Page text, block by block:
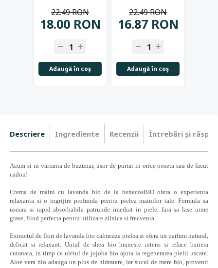
catifelata,...
18.00 RON
22.49 RON
Adaugă în coş
catifelata,...
16.87 RON
22.49 RON
Adaugă în coş
Descriere Ingrediente Recenzii Întrebări şi
Acum si in varianta de buzunar, usor de purtat in orice poseta sau de facut
cadou!
Crema de maini cu lavanda bio de la benecosBIO ofera o experienta
relaxanta si o ingrijire profunda pentru pielea mainilor tale. Formula sa
usoara si rapid absorbabila patrunde imediat in piele, fara sa lase urme
grase, fiind perfecta pentru utilizare zilnica si frecventa.
Extractul de flori de lavanda bio calmeaza pielea si ofera un parfum natural,
delicat si relaxant. Untul de shea bio hraneste intens si reface bariera
cutanata, in timp ce uleiul de jojoba bio ajuta la regenerarea pielii uscate.
Aloe vera bio adauga un plus de hidratare, iar sucul de mere bio, provenit